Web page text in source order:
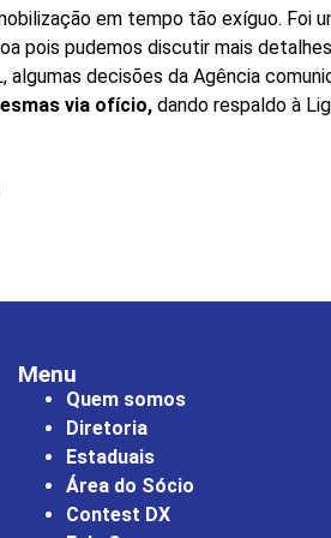
em tempo tão exíguo. Foi
pois pudemos discutir mais
decisões da Agência
via ofício, dando respaldo à
Menu
Quem somos
Diretoria
Estaduais
Área do Sócio
Contest DX